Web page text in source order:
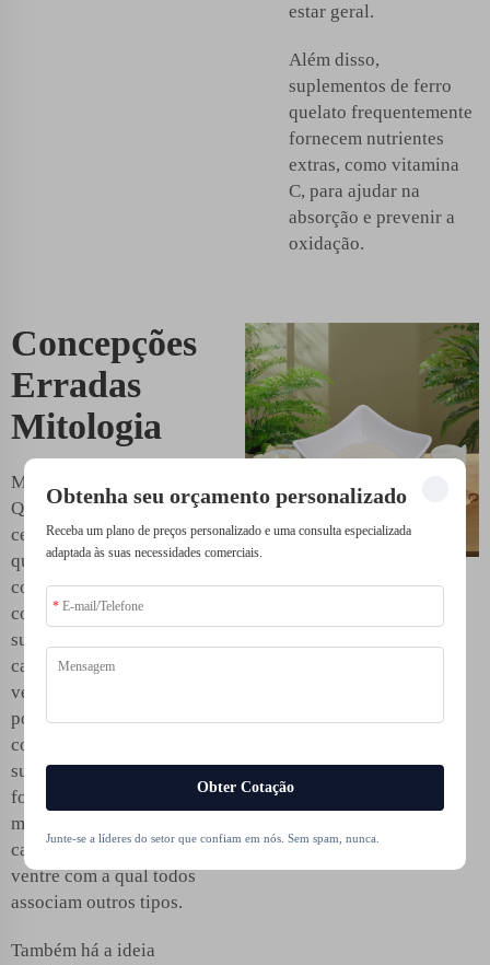
estar geral.
Além disso,
suplementos de ferro
quelato frequentemente
fornecem nutrientes
extras, como vitamina
C, para ajudar na
absorção e prevenir a
oxidação.
Concepções
Erradas
Mitologia
Mitos sobre Ferro
Quelato: existem
centenas de mitos sobre
quelatos de ferro. Uma
concepção errada
comum é que os
suplementos de ferro
causam prisão de
ventre. Embora isso
possa ser um efeito
colateral dos
suplementos de ferro, as
formas quelatadas são
menos propensas a
causar a prisão de
ventre com a qual todos
associam outros tipos.
Também há a ideia
Obtenha seu orçamento personalizado
Receba um plano de preços personalizado e uma consulta especializada
adaptada às suas necessidades comerciais.
Obter Cotação
Junte-se a líderes do setor que confiam em nós. Sem spam, nunca.